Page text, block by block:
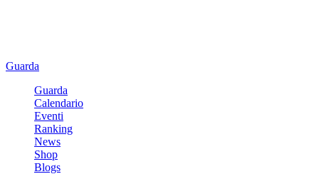
Guarda
Guarda
Calendario
Eventi
Ranking
News
Shop
Blogs